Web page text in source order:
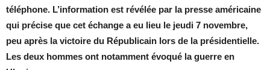
téléphone. L’information est révélée par la presse américaine
qui précise que cet échange a eu lieu le jeudi 7 novembre,
peu après la victoire du Républicain lors de la présidentielle.
Les deux hommes ont notamment évoqué la guerre en